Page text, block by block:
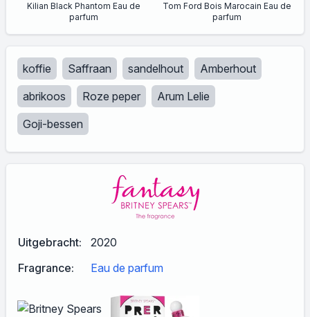
Uitgebracht:
2020
Fragrance:
Eau de parfum
Kilian Black Phantom Eau de
parfum
Tom Ford Bois Marocain Eau de
parfum
koffie Saffraan sandelhout
Amberhout
abrikoos
Roze peper
Arum Lelie
Goji-bessen